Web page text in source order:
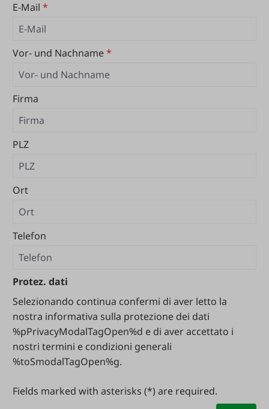
E-Mail *
Vor- und Nachname*
Firma
PLZ
Ort
Telefon
Protez. dati
Selezionando continua confermi di aver letto la
nostra informativa sulla protezione dei dati
%pPrivacyModalTagOpen%d e di aver accettato i
nostri termini e condizioni generali
%toSmodalTagOpen%g.
Fields marked with asterisks (*) are required.